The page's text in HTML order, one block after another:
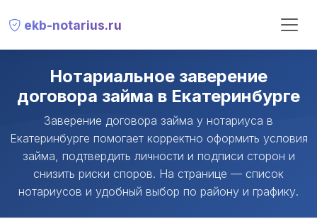
ekb-notarius.ru
Нотариальное заверение
договора займа в Екатеринбурге
Заверение договора займа у нотариуса в
Екатеринбурге помогает корректно оформить условия
займа, подтвердить личности и подписи сторон и
снизить риски споров. На странице — список
нотариусов и удобный выбор по району и графику.